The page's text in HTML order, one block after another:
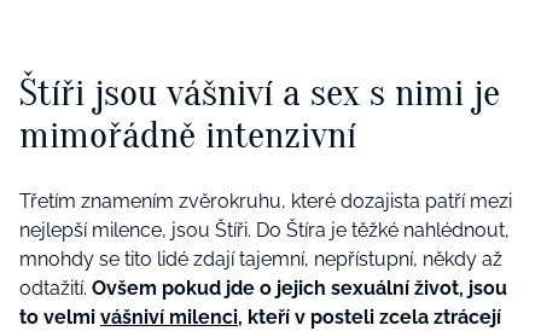
Štíři jsou vášniví a sex s nimi je
mimořádně intenzivní
Třetím znamením zvěrokruhu, které dozajista patří mezi
nejlepší milence, jsou Štíři. Do Štíra je těžké nahlédnout,
mnohdy se tito lidé zdají tajemní, nepřístupní, někdy až
odtažití. Ovšem pokud jde o jejich sexuální život, jsou
to velmi vášniví milenci, kteří v posteli zcela ztrácejí